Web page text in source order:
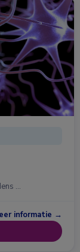
…
informatie →